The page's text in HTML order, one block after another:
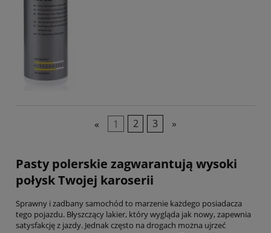
« 1 2 3 »
Pasty polerskie zagwarantują wysoki
połysk Twojej karoserii
Sprawny i zadbany samochód to marzenie każdego posiadacza
tego pojazdu. Błyszczący lakier, który wygląda jak nowy, zapewnia
satysfakcję z jazdy. Jednak często na drogach można ujrzeć